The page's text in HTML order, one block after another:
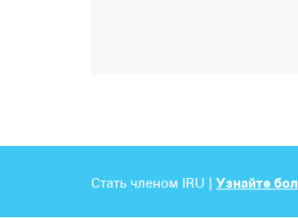
Стать членом IRU | Узнайте